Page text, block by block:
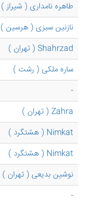
طاهره نامداری ( شیراز )
نازنین سبزی ( هرسین )
Shahrzad ( تهران )
ساره ملکی ( رشت )
-
Zahra ( تهران )
Nimkat ( هشتگرد )
Nimkat ( هشتگرد )
نوشین بدیعی ( تهران )
-